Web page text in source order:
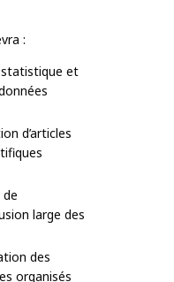
:
statistique et
d’articles
large des
des
organisés